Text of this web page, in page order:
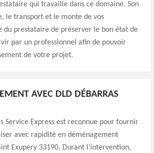
qui travaille dans ce domaine. Son
le transport et le monte de vos
du prestataire de préserver le bon état de
par un professionnel afin de pouvoir
de votre projet.
AVEC DLD DÉBARRAS
Service Express est reconnue pour fournir
avec rapidité en déménagement
Exupery 33190. Durant l’intervention,